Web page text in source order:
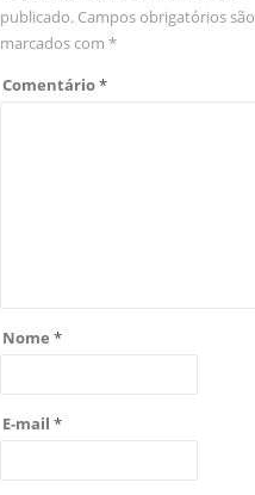
publicado. Campos obrigatórios são
marcados com *
Comentário*
Nome *
E-mail *